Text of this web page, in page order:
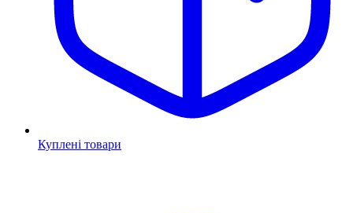
Куплені товари